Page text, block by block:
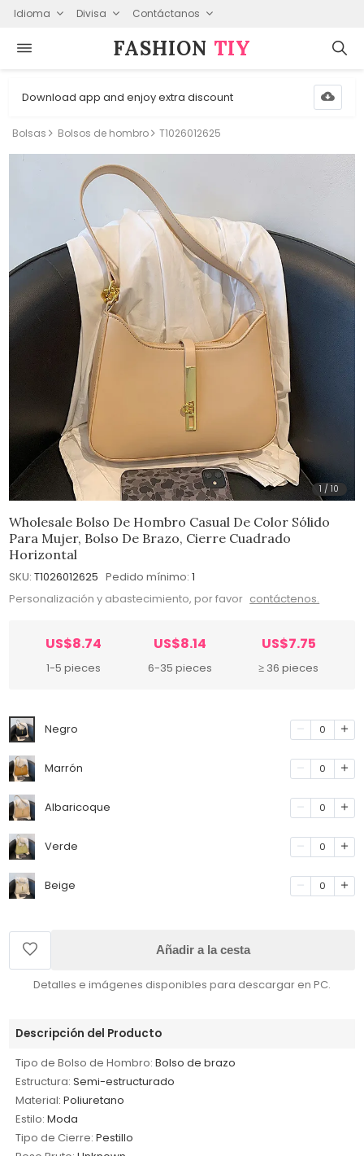
Idioma Divisa Contáctanos
FASHION⁠ TIY
Download app and enjoy extra discount
Bolsas Bolsos de hombro T1026012625
1 /10
Wholesale Bolso De Hombro Casual De Color Sólido
Para Mujer, Bolso De Brazo, Cierre Cuadrado
Horizontal
SKU: T1026012625 Pedido mínimo: 1
Personalización y abastecimiento, por favor contáctenos.
US$8.74
1-5 pieces
US$8.14
6-35 pieces
US$7.75
≥ 36 pieces
Negro 0
Marrón 0
Albaricoque 0
Verde 0
Beige 0
Añadir a la cesta
Detalles e imágenes disponibles para descargar en PC.
Descripción del Producto
Tipo de Bolso de Hombro: Bolso de brazo
Estructura: Semi-estructurado
Material: Poliuretano
Estilo: Moda
Tipo de Cierre: Pestillo